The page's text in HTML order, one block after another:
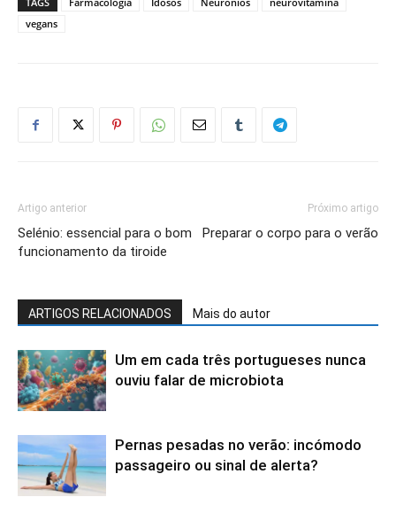
vegans
Artigo anterior
Selénio: essencial para o bom
funcionamento da tiroide
Próximo artigo
Preparar o corpo para o verão
ARTIGOS RELACIONADOS Mais do autor
Um em cada três portugueses nunca
ouviu falar de microbiota
Pernas pesadas no verão: incómodo
passageiro ou sinal de alerta?